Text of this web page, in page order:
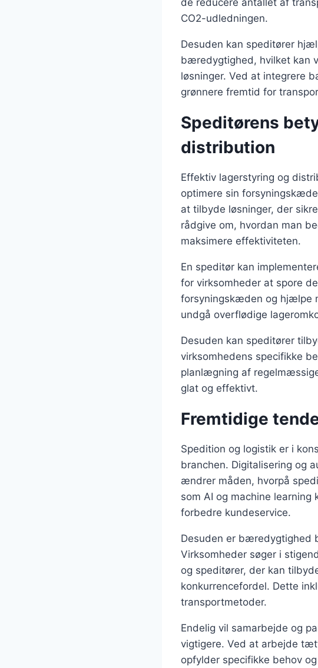
CO2-udledningen.
Desuden kan speditører
bæredygtighed, hvilket kan
løsninger. Ved at integrere
grønnere fremtid for
Speditørens
distribution
Effektiv lagerstyring og
optimere sin
at tilbyde løsninger, der
rådgive om, hvordan man
maksimere effektiviteten.
En speditør kan
for virksomheder at spore
forsyningskæden og hjælpe
undgå overflødige
Desuden kan speditører
virksomhedens specifikke
planlægning af
glat og effektivt.
Fremtidige
Spedition og logistik er i
branchen. Digitalisering og
ændrer måden, hvorpå
som AI og machine
forbedre kundeservice.
Desuden er bæredygtighed
Virksomheder søger i
og speditører, der kan
konkurrencefordel. Dette
transportmetoder.
Endelig vil samarbejde og
vigtigere. Ved at arbejde
opfylder specifikke behov